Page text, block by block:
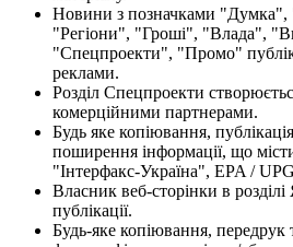
Новини з позначками "Думка",
"Регіони", "Гроші", "Влада",
"Спецпроекти", "Промо"
реклами.
Розділ Спецпроекти
комерційними партнерами.
Будь яке копіювання,
поширення інформації, що
"Інтерфакс-Україна", EPA /
Власник веб-сторінки в
публікації.
Будь-яке копіювання, передрук